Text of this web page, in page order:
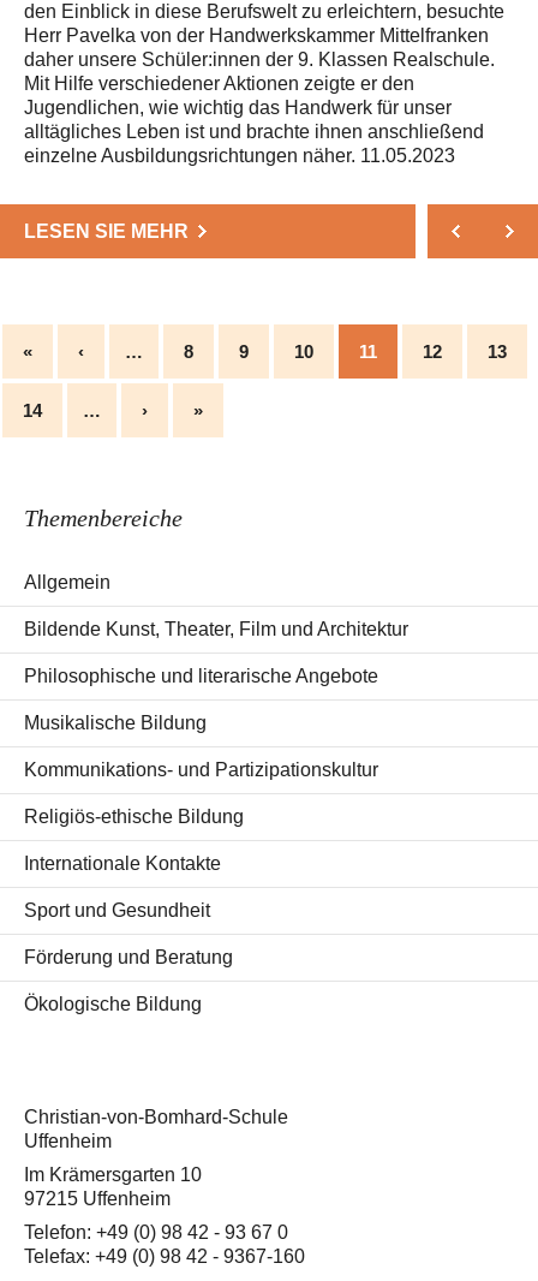
den Einblick in diese Berufswelt zu erleichtern, besuchte
Herr Pavelka von der Handwerkskammer Mittelfranken
daher unsere Schüler:innen der 9. Klassen Realschule.
Mit Hilfe verschiedener Aktionen zeigte er den
Jugendlichen, wie wichtig das Handwerk für unser
alltägliches Leben ist und brachte ihnen anschließend
einzelne Ausbildungsrichtungen näher. 11.05.2023
LESEN SIE MEHR
« ‹ … 8 9 10 11 12 13
14 … › »
Themenbereiche
Allgemein
Bildende Kunst, Theater, Film und Architektur
Philosophische und literarische Angebote
Musikalische Bildung
Kommunikations- und Partizipationskultur
Religiös-ethische Bildung
Internationale Kontakte
Sport und Gesundheit
Förderung und Beratung
Ökologische Bildung
Christian-von-Bomhard-Schule
Uffenheim
Im Krämersgarten 10
97215 Uffenheim
Telefon: +49 (0) 98 42 - 93 67 0
Telefax: +49 (0) 98 42 - 9367-160